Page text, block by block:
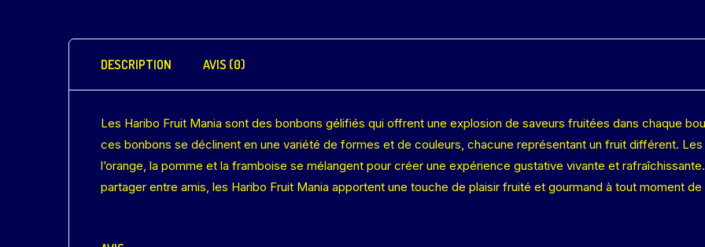
DESCRIPTION AVIS (0)
Les Haribo Fruit Mania sont des bonbons gélifiés qui offrent une explosion de saveurs fruitées dans chaque
ces bonbons se déclinent en une variété de formes et de couleurs, chacune représentant un fruit différent.
l’orange, la pomme et la framboise se mélangent pour créer une expérience gustative vivante et
partager entre amis, les Haribo Fruit Mania apportent une touche de plaisir fruité et gourmand à tout moment de